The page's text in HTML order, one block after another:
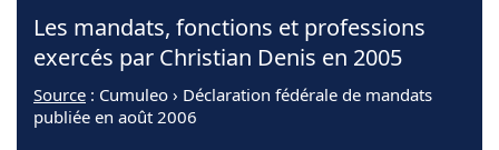
Les mandats, fonctions et professions
exercés par Christian Denis en 2005
Source : Cumuleo › Déclaration fédérale de mandats
publiée en août 2006